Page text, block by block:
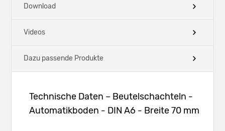
Download
Videos
Dazu passende Produkte
Technische Daten – Beutelschachteln -
Automatikboden - DIN A6 - Breite 70 mm